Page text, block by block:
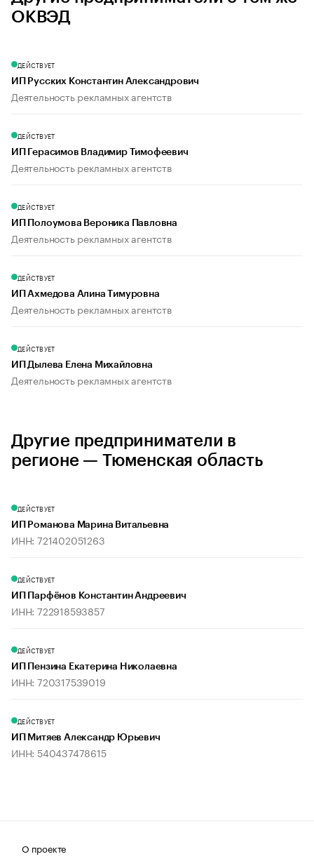
ОКВЭД
ДЕЙСТВУЕТ
ИП Русских Константин Александрович
Деятельность рекламных агентств
ДЕЙСТВУЕТ
ИП Герасимов Владимир Тимофеевич
Деятельность рекламных агентств
ДЕЙСТВУЕТ
ИП Полоумова Вероника Павловна
Деятельность рекламных агентств
ДЕЙСТВУЕТ
ИП Ахмедова Алина Тимуровна
Деятельность рекламных агентств
ДЕЙСТВУЕТ
ИП Дылева Елена Михайловна
Деятельность рекламных агентств
Другие предприниматели в
регионе — Тюменская область
ДЕЙСТВУЕТ
ИП Романова Марина Витальевна
ИНН: 721402051263
ДЕЙСТВУЕТ
ИП Парфёнов Константин Андреевич
ИНН: 722918593857
ДЕЙСТВУЕТ
ИП Пензина Екатерина Николаевна
ИНН: 720317539019
ДЕЙСТВУЕТ
ИП Митяев Александр Юрьевич
ИНН: 540437478615
О проекте